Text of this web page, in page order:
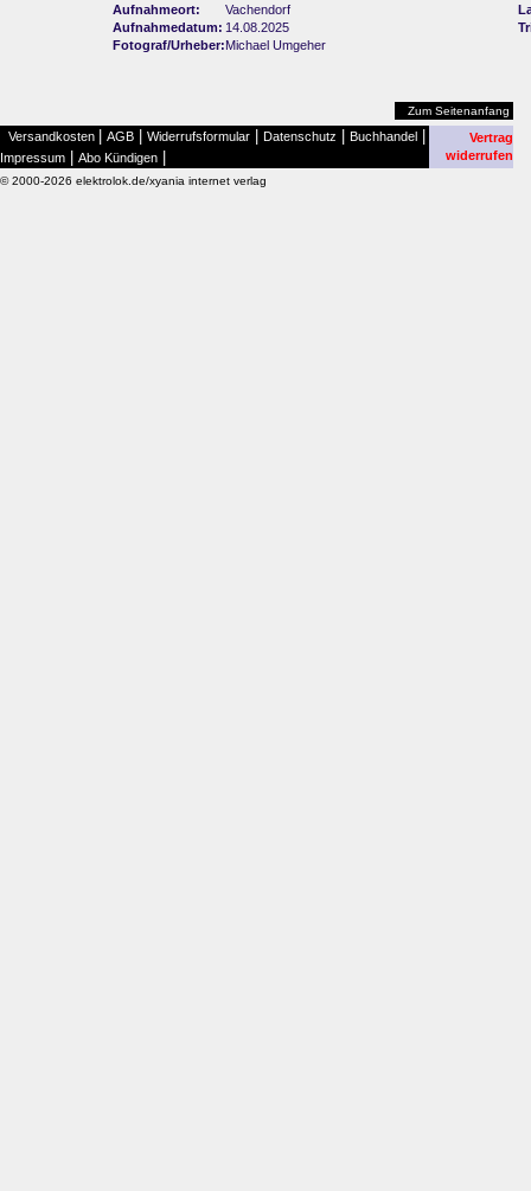
Aufnahmeort:
Vachendorf
Aufnahmedatum: 14.08.2025
Fotograf/Urheber:Michael Umgeher
Zum Seitenanfang
Versandkosten AGB Widerrufsformular Datenschutz Buchhandel
Impressum Abo Kündigen
Vertrag
widerrufen
© 2000-2026 elektrolok.de/xyania internet verlag